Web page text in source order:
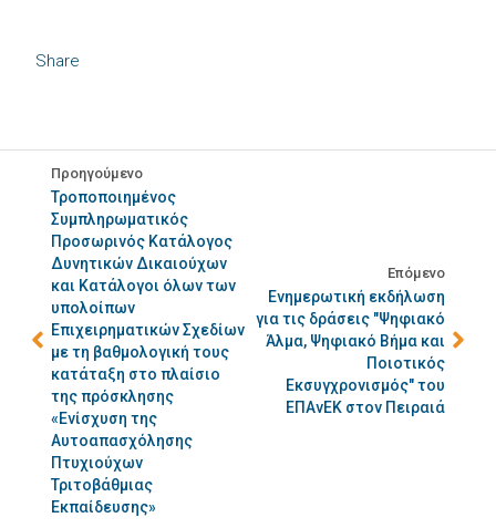
Share
Προηγούμενο
Τροποποιημένος
Συμπληρωματικός
Προσωρινός Κατάλογος
Δυνητικών Δικαιούχων
και Κατάλογοι όλων των
υπολοίπων
Επιχειρηματικών Σχεδίων
με τη βαθμολογική τους
κατάταξη στο πλαίσιο
της πρόσκλησης
«Ενίσχυση της
Αυτοαπασχόλησης
Πτυχιούχων
Τριτοβάθμιας
Εκπαίδευσης»
Επόμενο
Ενημερωτική εκδήλωση
για τις δράσεις "Ψηφιακό
Άλμα, Ψηφιακό Βήμα και
Ποιοτικός
Εκσυγχρονισμός" του
ΕΠΑνΕΚ στον Πειραιά